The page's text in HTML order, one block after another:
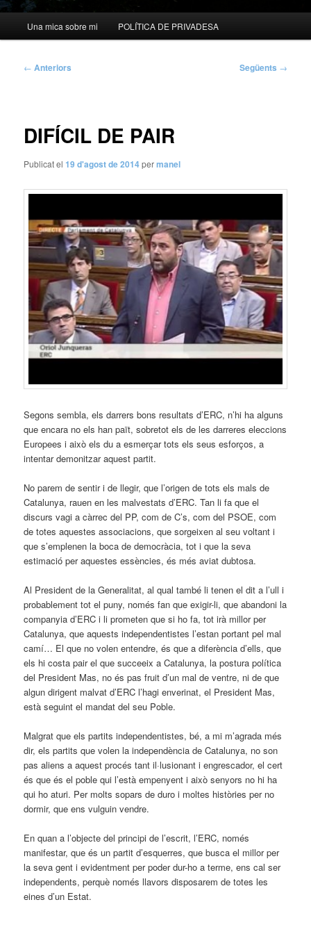
Una mica sobre mi POLÍTICA DE PRIVADESA
Navegació
← Anteriors Següents →
DIFÍCIL DE PAIR
Publicat el19 d'agost de 2014permanel
Segons sembla, els darrers bons resultats d’ERC, n’hi ha alguns
que encara no els han paït, sobretot els de les darreres eleccions
Europees i això els du a esmerçar tots els seus esforços, a
intentar demonitzar aquest partit.
No parem de sentir i de llegir, que l’origen de tots els mals de
Catalunya, rauen en les malvestats d’ERC. Tan li fa que el
discurs vagi a càrrec del PP, com de C’s, com del PSOE, com
de totes aquestes associacions, que sorgeixen al seu voltant i
que s’emplenen la boca de democràcia, tot i que la seva
estimació per aquestes essències, és més aviat dubtosa.
Al President de la Generalitat, al qual també li tenen el dit a l’ull i
probablement tot el puny, només fan que exigir-li, que abandoni la
companyia d’ERC i li prometen que si ho fa, tot irà millor per
Catalunya, que aquests independentistes l’estan portant pel mal
camí… El que no volen entendre, és que a diferència d’ells, que
els hi costa pair el que succeeix a Catalunya, la postura política
del President Mas, no és pas fruit d’un mal de ventre, ni de que
algun dirigent malvat d’ERC l’hagi enverinat, el President Mas,
està seguint el mandat del seu Poble.
Malgrat que els partits independentistes, bé, a mi m’agrada més
dir, els partits que volen la independència de Catalunya, no son
pas aliens a aquest procés tant il·lusionant i engrescador, el cert
és que és el poble qui l’està empenyent i això senyors no hi ha
qui ho aturi. Per molts sopars de duro i moltes històries per no
dormir, que ens vulguin vendre.
En quan a l’objecte del principi de l’escrit, l’ERC, només
manifestar, que és un partit d’esquerres, que busca el millor per
la seva gent i evidentment per poder dur-ho a terme, ens cal ser
independents, perquè només llavors disposarem de totes les
eines d’un Estat.